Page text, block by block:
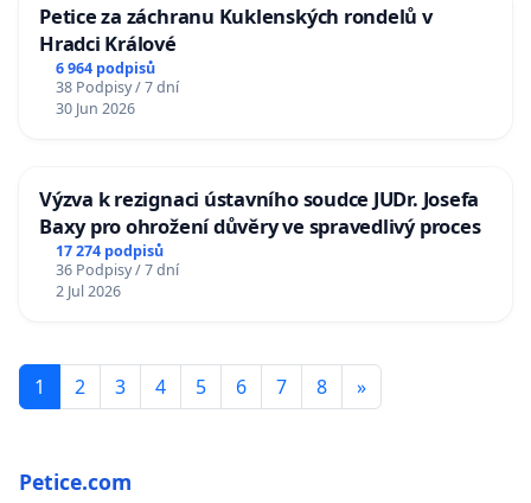
Petice za záchranu Kuklenských rondelů v
Hradci Králové
6 964 podpisů
38 Podpisy / 7 dní
30 Jun 2026
Výzva k rezignaci ústavního soudce JUDr. Josefa
Baxy pro ohrožení důvěry ve spravedlivý proces
17 274 podpisů
36 Podpisy / 7 dní
2 Jul 2026
1 2 3 4 5 6 7 8 »
Petice.com